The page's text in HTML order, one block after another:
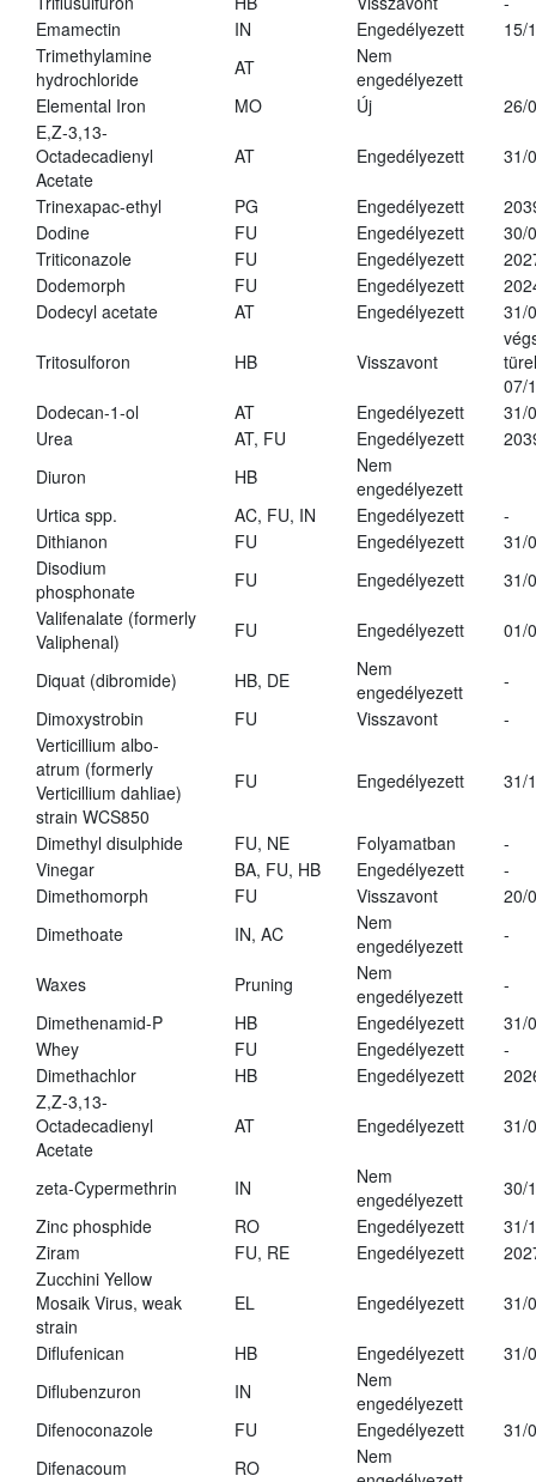
Emamectin
IN Engedélyezett
15/
Trimethylamine
hydrochloride
AT
Nem
engedélyezett
Elemental Iron
MO Új
26/
E,Z-3,13-
Octadecadienyl
Acetate
AT Engedélyezett 31/
Trinexapac-ethyl PG Engedélyezett
Dodine
FU Engedélyezett
30/
Triticonazole
FU Engedélyezett
Dodemorph
FU Engedélyezett
Dodecyl acetate
AT Engedélyezett 31/
Tritosulforon HB Visszavont
07/
Dodecan-1-ol
AT Engedélyezett
31/
Urea
AT, FU Engedélyezett
Diuron
HB
Nem
engedélyezett
Urtica spp.
AC, FU, IN Engedélyezett
-
Dithianon
FU Engedélyezett
31/
Disodium
phosphonate
FU Engedélyezett
31/
Valifenalate (formerly
Valiphenal)
FU Engedélyezett 01/
Diquat (dibromide) HB, DE
Nem
engedélyezett
-
Dimoxystrobin
FU Visszavont
-
Verticillium albo-
atrum (formerly
Verticillium dahliae)
strain WCS850
FU Engedélyezett 31/
Dimethyl disulphide FU, NE Folyamatban
-
Vinegar
BA, FU, HB Engedélyezett
-
Dimethomorph
FU Visszavont
20/
Dimethoate
IN, AC
Nem
engedélyezett
-
Waxes Pruning
Nem
engedélyezett
-
Dimethenamid-P
HB Engedélyezett
31/
Whey
FU Engedélyezett
-
Dimethachlor
HB Engedélyezett
Z,Z-3,13-
Octadecadienyl
Acetate
AT Engedélyezett 31/
zeta-Cypermethrin IN
Nem
engedélyezett
30/
Zinc phosphide
RO Engedélyezett
31/
Ziram
FU, RE Engedélyezett
Zucchini Yellow
Mosaik Virus, weak
strain
EL Engedélyezett 31/
Diflufenican HB Engedélyezett
31/
Diflubenzuron
IN
Nem
engedélyezett
Difenoconazole
FU Engedélyezett
31/
Difenacoum
RO
Nem